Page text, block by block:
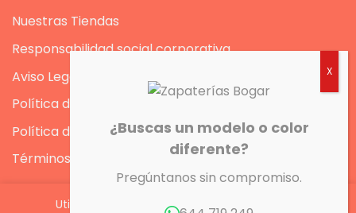
Nuestras Tiendas
Responsabilidad social corporativa
Aviso Legal
Política de Privacidad
Política de Cookies
Términos y condiciones
¿Buscas un modelo o color
diferente?
Pregúntanos sin compromiso.
Utilizamos cookies para ofrecerte la mejor